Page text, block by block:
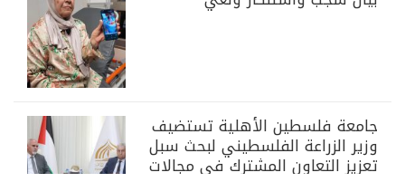
جامعة فلسطين الأهلية تستضيف
وزير الزراعة الفلسطيني لبحث سبل
تعزيز التعاون المشترك في مجالات